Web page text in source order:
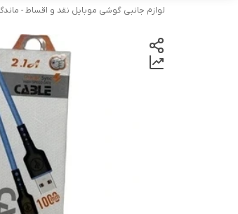
لوازم جانبی گوشی موبایل نقد و اقساط -